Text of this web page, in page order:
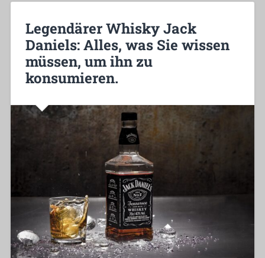
Legendärer Whisky Jack
Daniels: Alles, was Sie wissen
müssen, um ihn zu
konsumieren.